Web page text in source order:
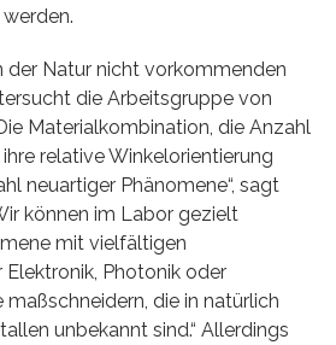
der Natur nicht vorkommenden
die Arbeitsgruppe von
Materialkombination, die Anzahl
relative Winkelorientierung
neuartiger Phänomene“, sagt
können im Labor gezielt
mit vielfältigen
Photonik oder
die in natürlich
unbekannt sind.“ Allerdings